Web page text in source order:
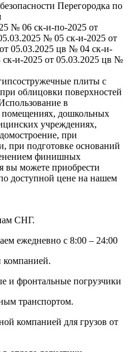
Перегородка по
№ 06 ск-и-по-2025 от
№ 05 ск-и-2025 от
№ 04 ск-и-
№
плиты с
облицовки поверхностей
в
дошкольных
учреждениях,
при
при подготовке оснований
финишных
вы можете приобрести
доступной цене на нашем
СНГ.
ежедневно с 8:00 – 24:00
компанией.
и фронтальные погрузчики
транспортом.
компанией для грузов от